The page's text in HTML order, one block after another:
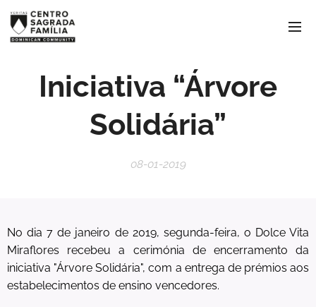
Iniciativa “Árvore
Solidária”
08-01-2019
No dia 7 de janeiro de 2019, segunda-feira, o Dolce Vita
Miraflores recebeu a cerimónia de encerramento da
iniciativa "Árvore Solidária", com a entrega de prémios aos
estabelecimentos de ensino vencedores.